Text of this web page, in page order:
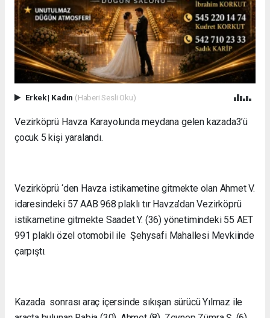
Erkek| Kadın (Haberi Sesli Oku)
Vezirköprü Havza Karayolunda meydana gelen kazada3’ü
çocuk 5 kişi yaralandı.
Vezirköprü ‘den Havza istikametine gitmekte olan Ahmet V.
idaresindeki 57 AAB 968 plaklı tır Havza’dan Vezirköprü
istikametine gitmekte Saadet Y. (36) yönetimindeki 55 AET
991 plaklı özel otomobil ile Şehysafi Mahallesi Mevkiinde
çarpıştı.
Kazada sonrası araç içersinde sıkışan sürücü Yılmaz ile